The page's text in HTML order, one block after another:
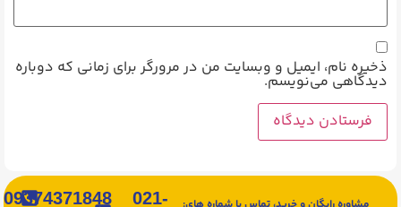
ذخیره نام، ایمیل و وبسایت من در مرورگر برای زمانی که دوباره
دیدگاهی می‌نویسم.
021-
09374371848